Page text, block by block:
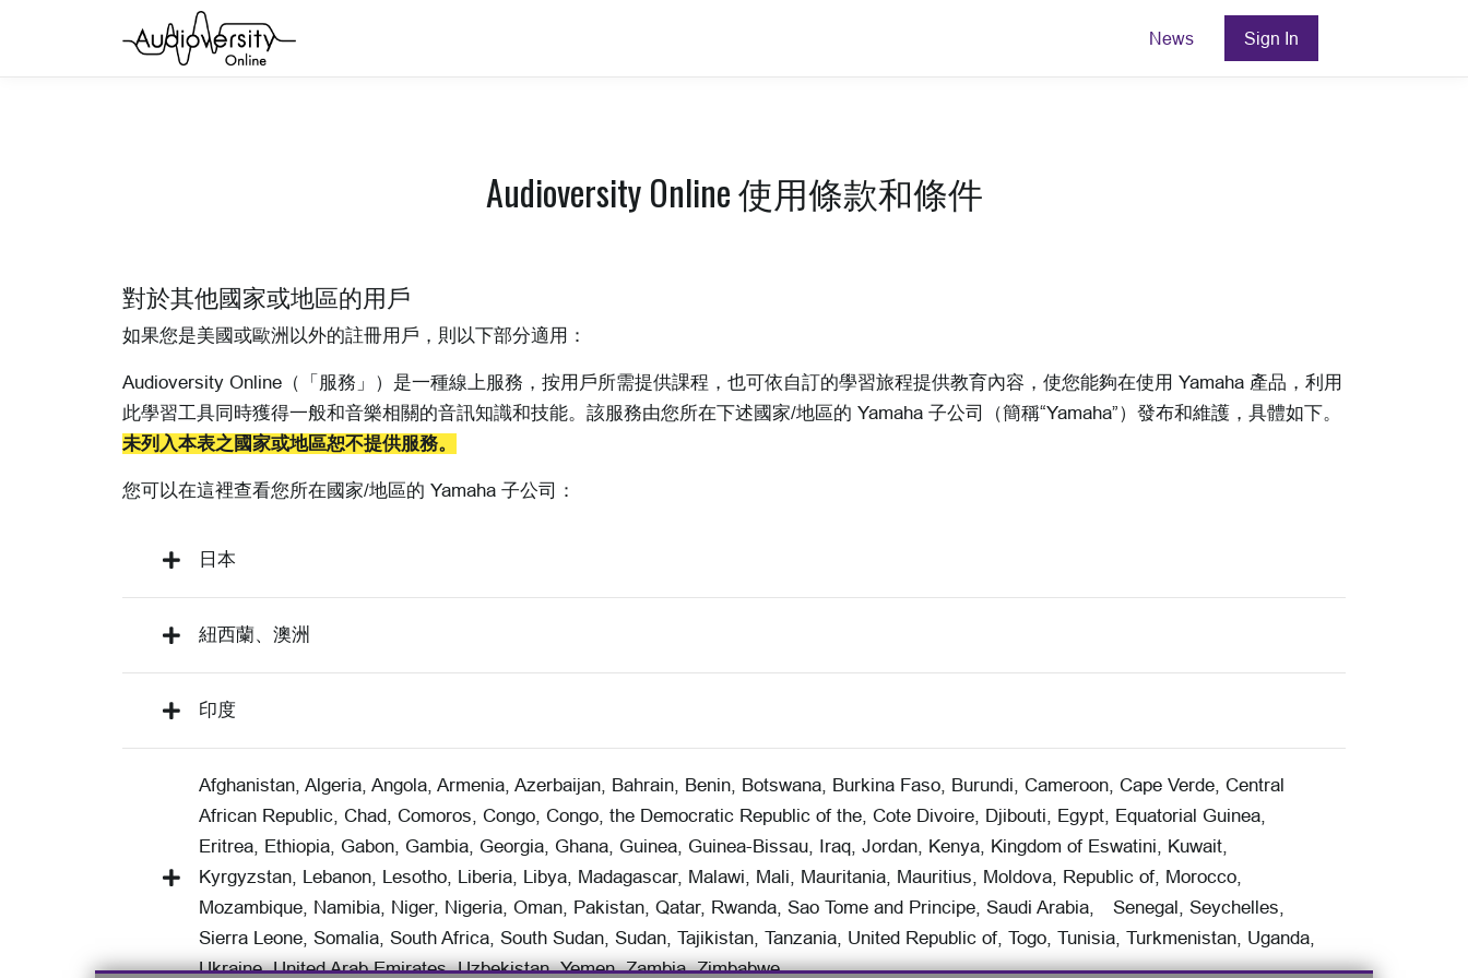
News Sign In
Audioversity Online 使用條款和條件
對於其他國家或地區的用戶
如果您是美國或歐洲以外的註冊用戶，則以下部分適用：
Audioversity Online（「服務」）是一種線上服務，按用戶所需提供課程，也可依自訂的學習旅程提供教育內容，使您能夠在使用 Yamaha 產品，利用
此學習工具同時獲得一般和音樂相關的音訊知識和技能。該服務由您所在下述國家/地區的 Yamaha 子公司（簡稱“Yamaha”）發布和維護，具體如下。
未列入本表之國家或地區恕不提供服務。
您可以在這裡查看您所在國家/地區的 Yamaha 子公司：
日本
紐西蘭、澳洲
印度
Afghanistan, Algeria, Angola, Armenia, Azerbaijan, Bahrain, Benin, Botswana, Burkina Faso, Burundi, Cameroon, Cape Verde, Central
African Republic, Chad, Comoros, Congo, Congo, the Democratic Republic of the, Cote Divoire, Djibouti, Egypt, Equatorial Guinea,
Eritrea, Ethiopia, Gabon, Gambia, Georgia, Ghana, Guinea, Guinea-Bissau, Iraq, Jordan, Kenya, Kingdom of Eswatini, Kuwait,
Kyrgyzstan, Lebanon, Lesotho, Liberia, Libya, Madagascar, Malawi, Mali, Mauritania, Mauritius, Moldova, Republic of, Morocco,
Mozambique, Namibia, Niger, Nigeria, Oman, Pakistan, Qatar, Rwanda, Sao Tome and Principe, Saudi Arabia, Senegal, Seychelles,
Sierra Leone, Somalia, South Africa, South Sudan, Sudan, Tajikistan, Tanzania, United Republic of, Togo, Tunisia, Turkmenistan, Uganda,
Ukraine, United Arab Emirates, Uzbekistan, Yemen, Zambia, Zimbabwe